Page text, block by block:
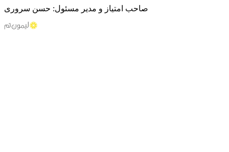
صاحب امتیاز و مدیر مسئول: حسن سروری